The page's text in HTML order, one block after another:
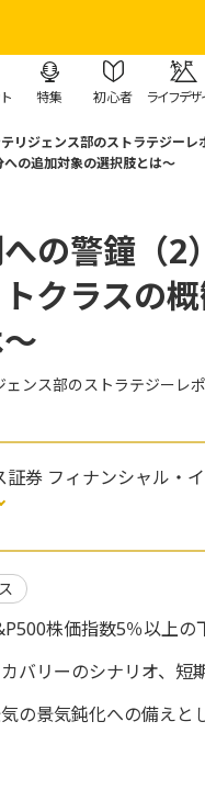
特集 初心者 ライフデザ
リジェンス部のストラテジーレ
の追加対象の選択肢とは～
の警鐘（2
クラスの
ンス部のストラテジーレ
証券 フィナンシャル・
株価指数5％以上の
バリーのシナリオ、短
の景気鈍化への備えと